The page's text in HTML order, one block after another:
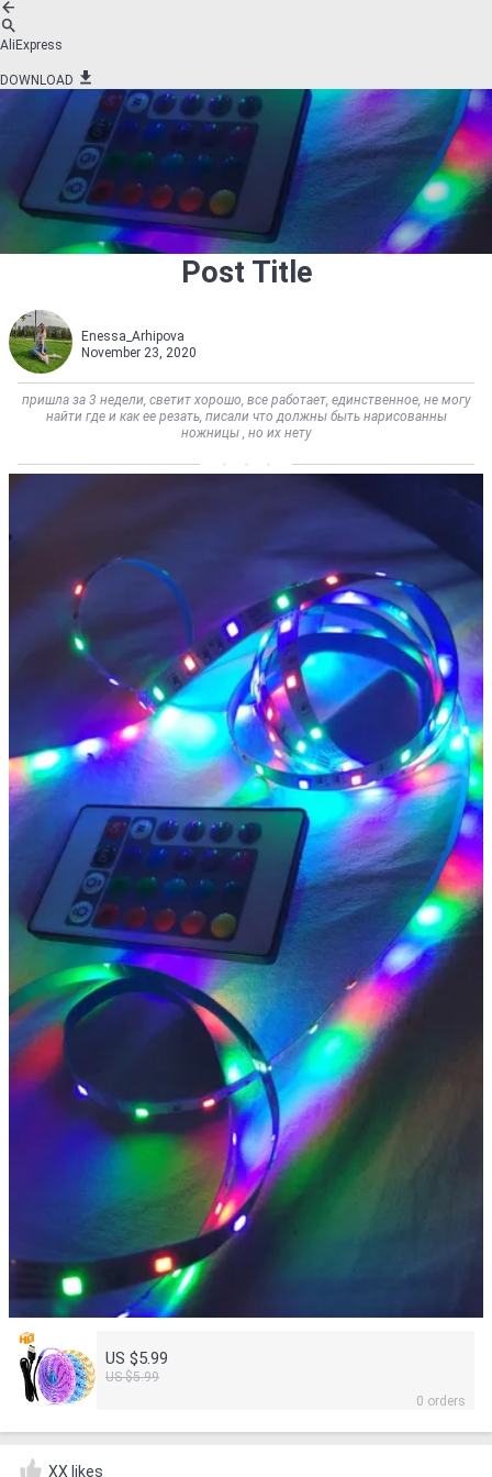
AliExpress
DOWNLOAD
Post Title
Enessa_Arhipova
November 23, 2020
пришла за 3 недели, светит хорошо, все работает, единственное, не могу
найти где и как ее резать, писали что должны быть нарисованны
ножницы , но их нету
US $5.99
US $5.99
0 orders
XX likes